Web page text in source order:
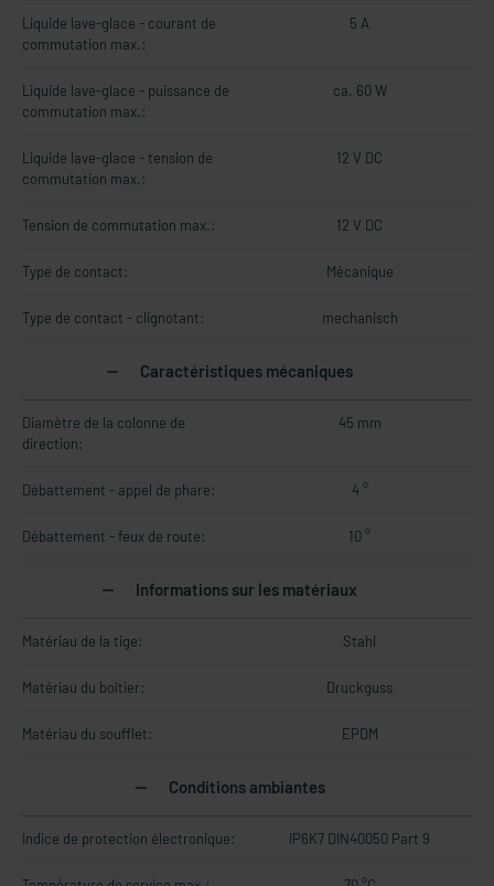
Liquide lave-glace - courant de
commutation max.:
5 A
Liquide lave-glace - puissance de
commutation max.:
ca. 60 W
Liquide lave-glace - tension de
commutation max.:
12 V DC
Tension de commutation max.: 12 V DC
Type de contact: Mécanique
Type de contact - clignotant: mechanisch
Caractéristiques mécaniques
Diamètre de la colonne de
direction:
45 mm
Débattement - appel de phare: 4 °
Débattement - feux de route: 10 °
Informations sur les matériaux
Matériau de la tige: Stahl
Matériau du boîtier: Druckguss
Matériau du soufflet: EPDM
Conditions ambiantes
Indice de protection électronique: IP6K7 DIN40050 Part 9